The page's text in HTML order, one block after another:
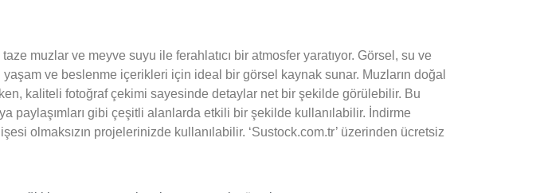
muzlar ve meyve suyu ile ferahlatıcı bir atmosfer yaratıyor. Görsel, su ve
ve beslenme içerikleri için ideal bir görsel kaynak sunar. Muzların doğal
kaliteli fotoğraf çekimi sayesinde detaylar net bir şekilde görülebilir. Bu
paylaşımları gibi çeşitli alanlarda etkili bir şekilde kullanılabilir. İndirme
olmaksızın projelerinizde kullanılabilir. ‘Sustock.com.tr’ üzerinden ücretsiz